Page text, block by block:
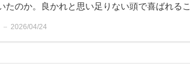
たのか。良かれと思い足りない頭で喜ばれる
2026/04/24